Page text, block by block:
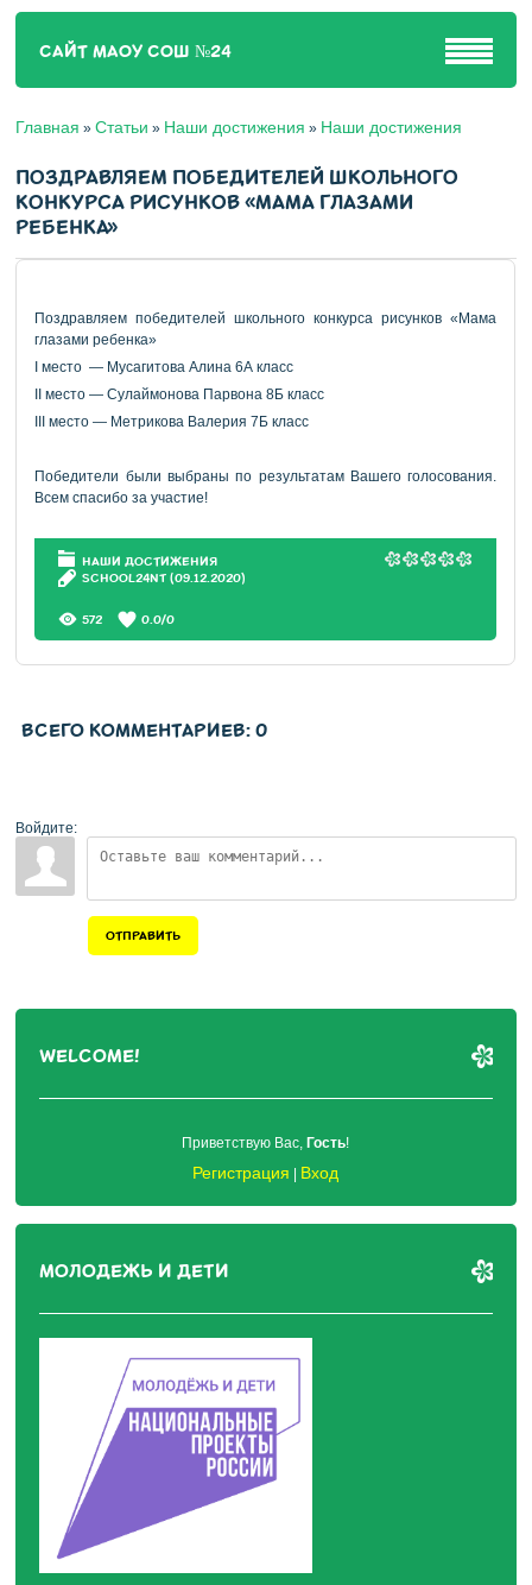
САЙТ МАОУ СОШ №24
Главная »Статьи » Наши достижения » Наши достижения
ПОЗДРАВЛЯЕМ ПОБЕДИТЕЛЕЙ ШКОЛЬНОГО
КОНКУРСА РИСУНКОВ «МАМА ГЛАЗАМИ
РЕБЕНКА»
Поздравляем победителей школьного конкурса рисунков «Мама
глазами ребенка»
I место — Мусагитова Алина 6А класс
II место — Сулаймонова Парвона 8Б класс
III место — Метрикова Валерия 7Б класс
Победители были выбраны по результатам Вашего голосования.
Всем спасибо за участие!
НАШИ ДОСТИЖЕНИЯ
SCHOOL24NT (09.12.2020)
572 0.0/0
ВСЕГО КОММЕНТАРИЕВ:0
Войдите:
ОТПРАВИТЬ
WELCOME!
Приветствую Вас, Гость!
Регистрация Вход
МОЛОДЕЖЬ И ДЕТИ